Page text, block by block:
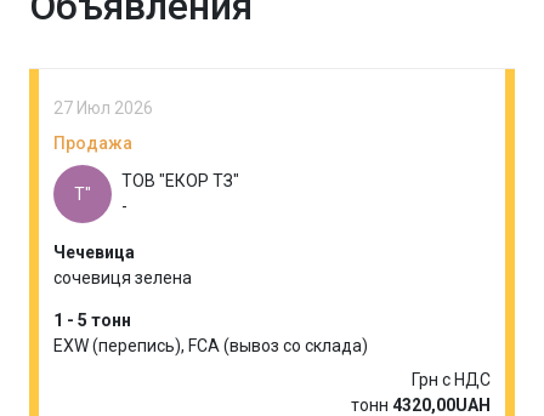
27 Июл 2026
Продажа
Т"
ТОВ "ЕКОР ТЗ"
-
Чечевица
сочевиця зелена
1 - 5 тонн
EXW (перепись), FCA (вывоз со склада)
Грн с НДС
тонн 4320,00UAH